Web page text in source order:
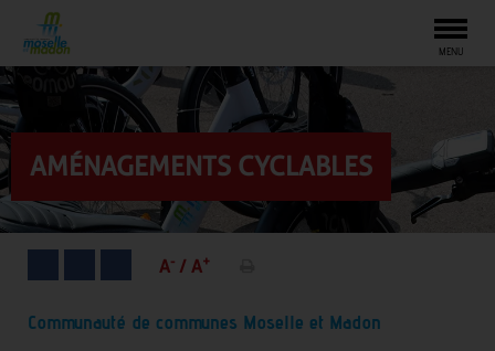
AMÉNAGEMENTS CYCLABLES
MENU
Communauté de communes Moselle et Madon
A- / A+